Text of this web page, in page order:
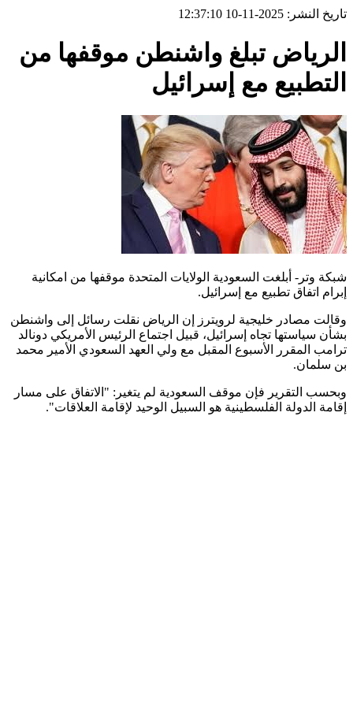
تاريخ النشر: 2025-11-10 12:37:10
الرياض تبلغ واشنطن موقفها من
التطبيع مع إسرائيل
شبكة وتر- أبلغت السعودية الولايات المتحدة موقفها من امكانية
إبرام اتفاق تطبيع مع إسرائيل.
وقالت مصادر خليجية لرويترز إن الرياض نقلت رسائل إلى واشنطن
بشأن سياستها تجاه إسرائيل، قبيل اجتماع الرئيس الأمريكي دونالد
ترامب المقرر الأسبوع المقبل مع ولي العهد السعودي الأمير محمد
بن سلمان.
وبحسب التقرير فإن موقف السعودية لم يتغير: "الاتفاق على مسار
إقامة الدولة الفلسطينية هو السبيل الوحيد لإقامة العلاقات".